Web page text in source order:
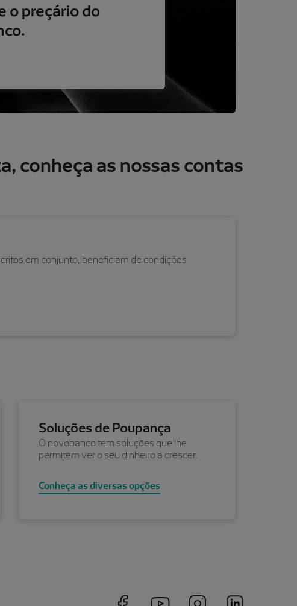
o preçário do
conheça as nossas contas
em conjunto, beneficiam de condições
Soluções de Poupança
O novobanco tem soluções que lhe
permitem ver o seu dinheiro a crescer.
Conheça as diversas opções